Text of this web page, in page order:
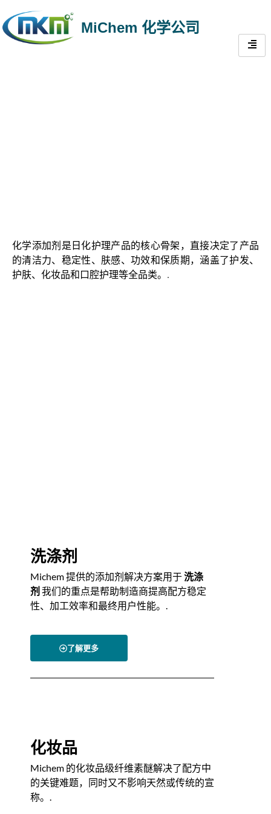
MiChem 化学公司
化学添加剂是日化护理产品的核心骨架，直接决定了产品
的清洁力、稳定性、肤感、功效和保质期，涵盖了护发、
护肤、化妆品和口腔护理等全品类。.
洗涤剂
Michem 提供的添加剂解决方案用于洗涤
剂 我们的重点是帮助制造商提高配方稳定
性、加工效率和最终用户性能。.
了解更多
化妆品
Michem 的化妆品级纤维素醚解决了配方中
的关键难题，同时又不影响天然或传统的宣
称。.